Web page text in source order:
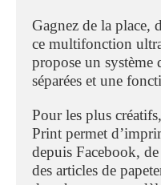
Gagnez de la place,
ce multifonction
propose un système
séparées et une
Pour les plus
Print permet
depuis Facebook,
des articles de